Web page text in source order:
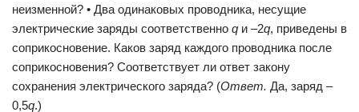
неизменной? • Два одинаковых проводника, несущие
электрические заряды соответственно q и –2q, приведены в
соприкосновение. Каков заряд каждого проводника после
соприкосновения? Соответствует ли ответ закону
сохранения электрического заряда? (Ответ. Да, заряд –
0,5q.)